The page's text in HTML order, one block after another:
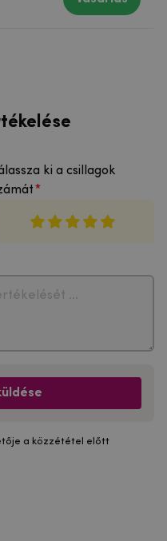
ki a csillagok
a közzététel előtt